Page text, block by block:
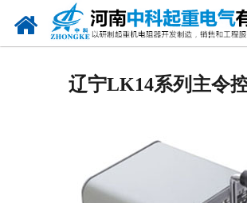
网站首页
辽宁电控柜
辽宁LK14系列主令